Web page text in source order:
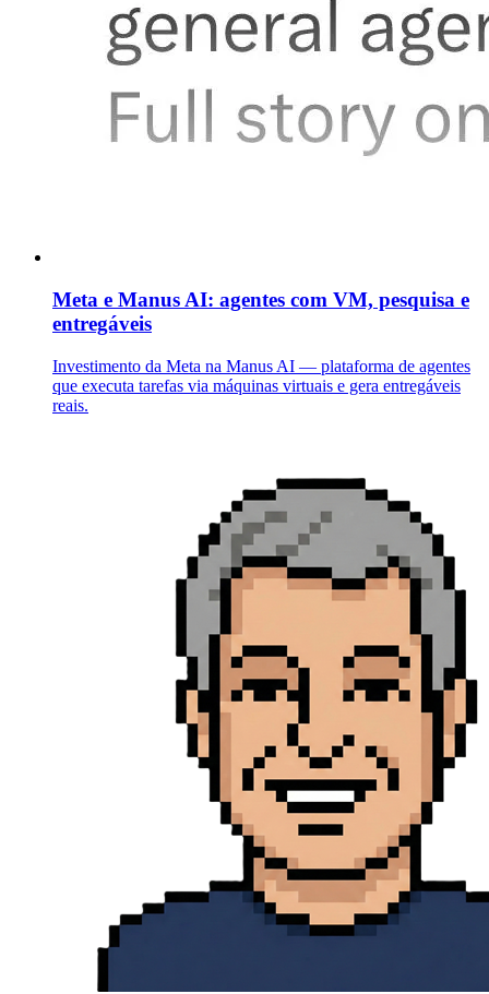
Meta e Manus AI: agentes com VM, pesquisa e
entregáveis
Investimento da Meta na Manus AI — plataforma de agentes
que executa tarefas via máquinas virtuais e gera entregáveis
reais.